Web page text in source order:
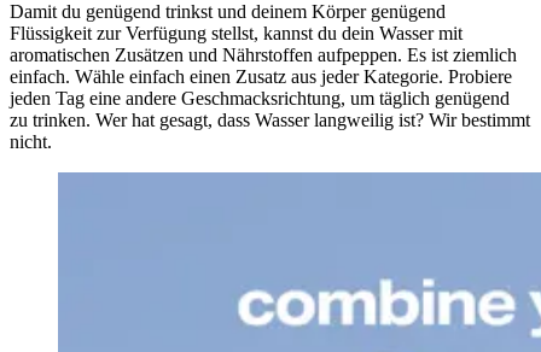
Damit du genügend trinkst und deinem Körper genügend
Flüssigkeit zur Verfügung stellst, kannst du dein Wasser mit
aromatischen Zusätzen und Nährstoffen aufpeppen. Es ist ziemlich
einfach. Wähle einfach einen Zusatz aus jeder Kategorie. Probiere
jeden Tag eine andere Geschmacksrichtung, um täglich genügend
zu trinken. Wer hat gesagt, dass Wasser langweilig ist? Wir bestimmt
nicht.